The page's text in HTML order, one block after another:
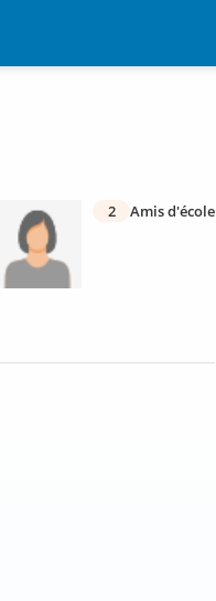
2 Amis d'école